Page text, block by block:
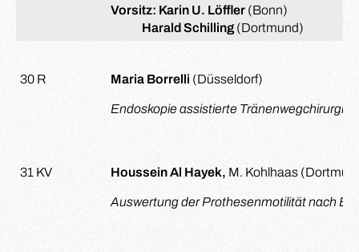
Vorsitz: Karin U. Löffler (Bonn)
Harald Schilling(Dortmund)
30 R Maria Borrelli (Düsseldorf)
Endoskopie assistierte Tränenwegchirurgie
31 KV Houssein Al Hayek, M. Kohlhaas
Auswertung der Prothesenmotilität nach